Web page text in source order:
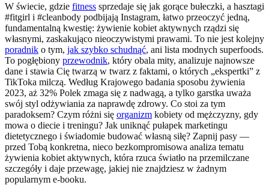
W świecie, gdzie fitness sprzedaje się jak gorące bułeczki, a hasztagi
#fitgirl i #cleanbody podbijają Instagram, łatwo przeoczyć jedną,
fundamentalną kwestię: żywienie kobiet aktywnych rządzi się
własnymi, zaskakująco nieoczywistymi prawami. To nie jest kolejny
poradnik o tym, jak szybko schudnąć, ani lista modnych superfoods.
To pogłębiony przewodnik, który obala mity, analizuje najnowsze
dane i stawia Cię twarzą w twarz z faktami, o których „ekspertki” z
TikToka milczą. Według Krajowego badania sposobu żywienia
2023, aż 32% Polek zmaga się z nadwagą, a tylko garstka uważa
swój styl odżywiania za naprawdę zdrowy. Co stoi za tym
paradoksem? Czym różni się organizm kobiety od mężczyzny, gdy
mowa o diecie i treningu? Jak uniknąć pułapek marketingu
dietetycznego i świadomie budować własną siłę? Zapnij pasy —
przed Tobą konkretna, nieco bezkompromisowa analiza tematu
żywienia kobiet aktywnych, która rzuca światło na przemilczane
szczegóły i daje przewagę, jakiej nie znajdziesz w żadnym
popularnym e-booku.